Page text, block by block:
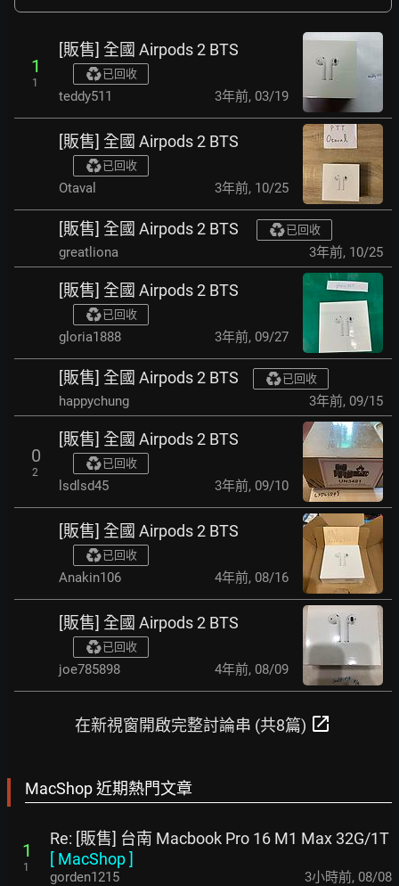
1
1
[販售] 全國 Airpods 2 BTS
已回收
teddy511 3年前, 03/19
[販售] 全國 Airpods 2 BTS
已回收
Otaval 3年前, 10/25
[販售] 全國 Airpods 2 BTS 已回收
greatliona 3年前, 10/25
[販售] 全國 Airpods 2 BTS
已回收
gloria1888 3年前, 09/27
[販售] 全國 Airpods 2 BTS 已回收
happychung 3年前, 09/15
0
2
[販售] 全國 Airpods 2 BTS
已回收
lsdlsd45 3年前, 09/10
[販售] 全國 Airpods 2 BTS
已回收
Anakin106 4年前, 08/16
[販售] 全國 Airpods 2 BTS
已回收
joe785898 4年前, 08/09
在新視窗開啟完整討論串 (共8篇) open_in_new
MacShop 近期熱門文章
1
1
Re: [販售] 台南 Macbook Pro 16 M1 Max 32G/1T
[ MacShop]
gorden1215 3小時前, 08/08